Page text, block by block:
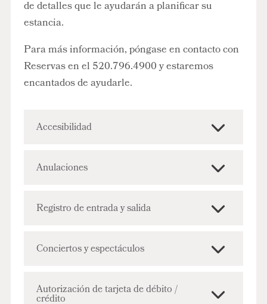
de detalles que le ayudarán a planificar su
estancia.
Para más información, póngase en contacto con
Reservas en el 520.796.4900 y estaremos
encantados de ayudarle.
Accesibilidad
Anulaciones
Registro de entrada y salida
Conciertos y espectáculos
Autorización de tarjeta de débito /
crédito